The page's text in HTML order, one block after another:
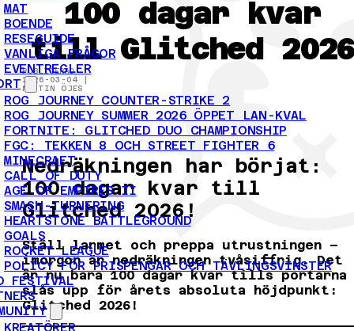
MAT
BOENDE
RESEGUIDE
VANLIGA FRÅGOR
EVENTREGLER
ROG JOURNEY COUNTER-STRIKE 2
ROG JOURNEY SUMMER 2026 ÖPPET LAN-KVAL
FORTNITE: GLITCHED DUO CHAMPIONSHIP
FGC: TEKKEN 8 OCH STREET FIGHTER 6
MINECRAFT
CALL OF DUTY
AGE OF EMPIRES II
SMASH-TURNERING
HEARTSTONE BATTLEGROUND
GOALS
ROCKET LEAGUE
POLICY FÖR PRISPENGAR OCH TÄVLINGSVINSTER
FESTIVAL
KREATÖRER
100 dagar kvar
till Glitched 2026
PUBLICERAD
2026-03-04 |
MARTIN ÖJES
Nedräkningen har börjat:
100 dagar kvar till
Glitched 2026!
Ställ larmet och preppa utrustningen –
imorgon är nedräkningen tvåsiffrig. Det
är nu bara 100 dagar kvar tills portarna
slås upp för årets absoluta höjdpunkt:
Glitched 2026!